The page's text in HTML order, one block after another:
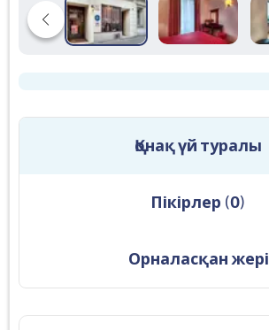
Қонақ үй туралы
Пікірлер (0)
Орналасқан жері